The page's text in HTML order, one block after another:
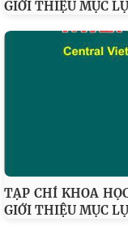
GIỚI THIỆU MỤC
TẠP CHÍ KHOA
GIỚI THIỆU MỤC